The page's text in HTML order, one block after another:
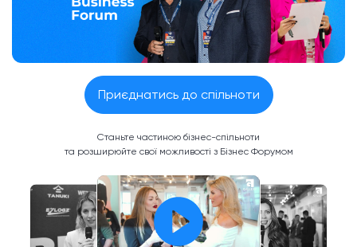
Приєднатись до спільноти
Станьте частиною бізнес-спільноти
та розширюйте свої можливості з Бізнес Форумом